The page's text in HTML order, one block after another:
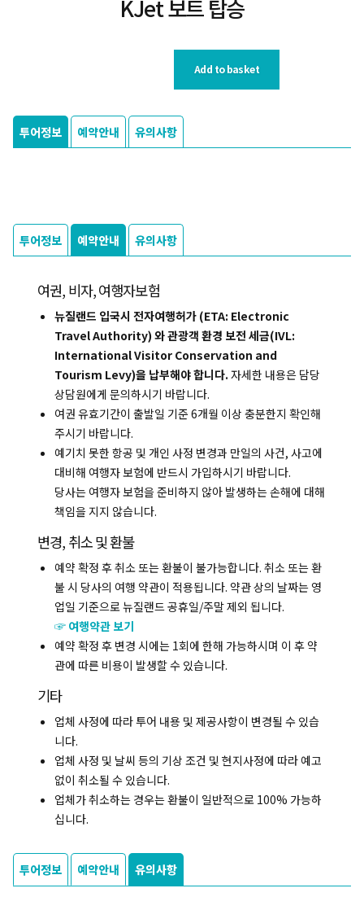
KJet 보트 탑승
Add to basket
투어정보 예약안내 유의사항
투어정보 예약안내 유의사항
여권, 비자, 여행자보험
뉴질랜드 입국시 전자여행허가 (ETA: Electronic
Travel Authority) 와 관광객 환경 보전 세금(IVL:
International Visitor Conservation and
Tourism Levy)을 납부해야 합니다. 자세한 내용은 담당
상담원에게 문의하시기 바랍니다.
여권 유효기간이 출발일 기준 6개월 이상 충분한지 확인해
주시기 바랍니다.
예기치 못한 항공 및 개인 사정 변경과 만일의 사건, 사고에
대비해 여행자 보험에 반드시 가입하시기 바랍니다.
당사는 여행자 보험을 준비하지 않아 발생하는 손해에 대해
책임을 지지 않습니다.
변경, 취소 및 환불
예약 확정 후 취소 또는 환불이 불가능합니다. 취소 또는 환
불 시 당사의 여행 약관이 적용됩니다. 약관 상의 날짜는 영
업일 기준으로 뉴질랜드 공휴일/주말 제외 됩니다.
☞ 여행약관 보기
예약 확정 후 변경 시에는 1회에 한해 가능하시며 이 후 약
관에 따른 비용이 발생할 수 있습니다.
기타
업체 사정에 따라 투어 내용 및 제공사항이 변경될 수 있습
니다.
업체 사정 및 날씨 등의 기상 조건 및 현지사정에 따라 예고
없이 취소될 수 있습니다.
업체가 취소하는 경우는 환불이 일반적으로 100% 가능하
십니다.
투어정보 예약안내 유의사항